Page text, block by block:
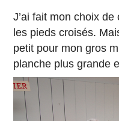
J’ai fait mon choix
les pieds croisés.
petit pour mon gros
planche plus grande